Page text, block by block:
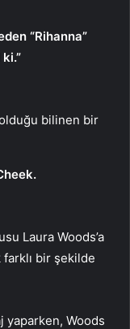
“Rihanna”
olduğu bilinen bir
Laura Woods’a
bir şekilde
yaparken, Woods